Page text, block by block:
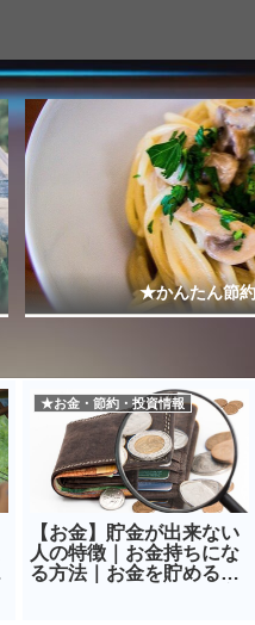
★かんたん節
★お金・節約・投資情報
【お金】貯金が出来ない
人の特徴｜お金持ちにな
る方法｜お金を貯める方